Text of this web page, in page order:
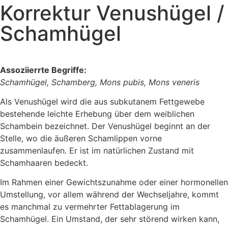
Korrektur Venushügel /
Schamhügel
Assoziierrte Begriffe:
Schamhügel, Schamberg, Mons pubis, Mons veneris
Als Venushügel wird die aus subkutanem Fettgewebe
bestehende leichte Erhebung über dem weiblichen
Schambein bezeichnet. Der Venushügel beginnt an der
Stelle, wo die äußeren Schamlippen vorne
zusammenlaufen. Er ist im natürlichen Zustand mit
Schamhaaren bedeckt.
Im Rahmen einer Gewichtszunahme oder einer hormonellen
Umstellung, vor allem während der Wechseljahre, kommt
es manchmal zu vermehrter Fettablagerung im
Schamhügel. Ein Umstand, der sehr störend wirken kann,